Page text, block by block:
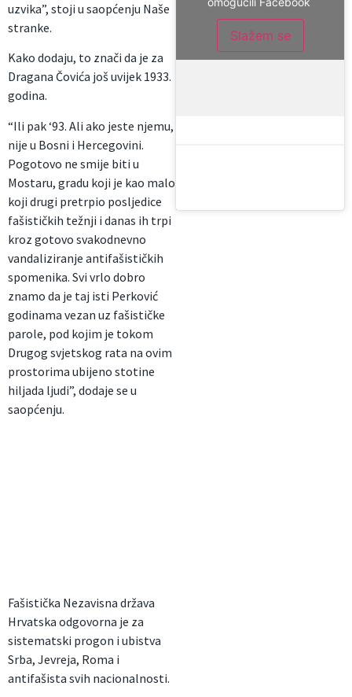
uzvika”, stoji u saopćenju Naše
stranke.
Kako dodaju, to znači da je za
Dragana Čovića još uvijek 1933.
godina.
“Ili pak ‘93. Ali ako jeste njemu,
nije u Bosni i Hercegovini.
Pogotovo ne smije biti u
Mostaru, gradu koji je kao malo
koji drugi pretrpio posljedice
fašističkih težnji i danas ih trpi
kroz gotovo svakodnevno
vandaliziranje antifašističkih
spomenika. Svi vrlo dobro
znamo da je taj isti Perković
godinama vezan uz fašističke
parole, pod kojim je tokom
Drugog svjetskog rata na ovim
prostorima ubijeno stotine
hiljada ljudi”, dodaje se u
saopćenju.
Fašistička Nezavisna država
Hrvatska odgovorna je za
sistematski progon i ubistva
Srba, Jevreja, Roma i
antifašista svih nacionalnosti.
Slažem se